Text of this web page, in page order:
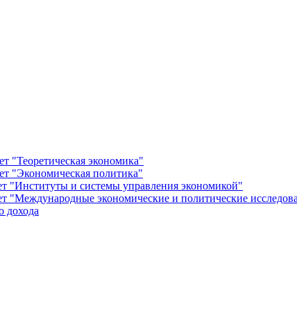
"Теоретическая экономика"
"Экономическая политика"
"Институты и системы управления экономикой"
"Международные экономические и политические
дохода